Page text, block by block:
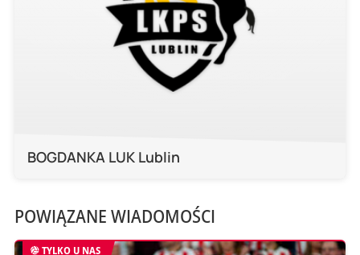
BOGDANKA LUK Lublin
POWIĄZANE WIADOMOŚCI
TYLKO U NAS